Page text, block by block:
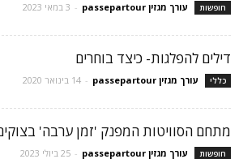
חופשות עורך מגזין passepartour - 3 במאי 2023
דילים להפלגות- כיצד בוחרים
כללי עורך מגזין passepartour - 14 בינואר 2020
מתחם הסוויטות המפנק 'זמן ערבה'
חופשות עורך מגזין passepartour - 25 ביולי 2023